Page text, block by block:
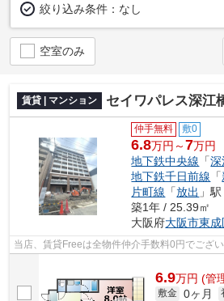
絞り込み条件： なし
空室のみ
賃貸 | マンション セイワパレス深江橋駅
仲手無料 敷0
6.8万円～7万円
地下鉄中央線 「深
地下鉄千日前線 「
片町線 「放出 」
築1年 / 25.39㎡
大阪府大阪市東
当店、賃貸Freeは全物件仲介手数料0円でござい
6.9万円 (管
敷金 0ヶ月